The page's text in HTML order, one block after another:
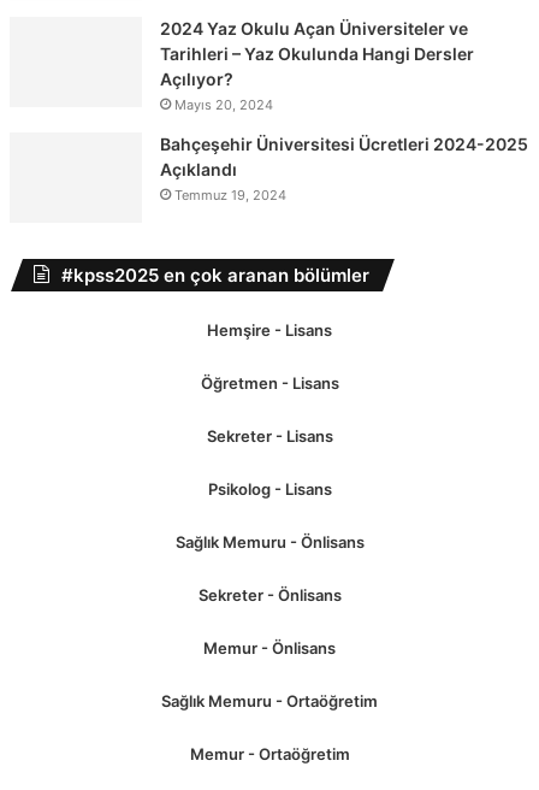
2024 Yaz Okulu Açan Üniversiteler ve
Tarihleri – Yaz Okulunda Hangi Dersler
Açılıyor?
Mayıs 20, 2024
Bahçeşehir Üniversitesi Ücretleri 2024-2025
Açıklandı
Temmuz 19, 2024
#kpss2025 en çok aranan bölümler
Hemşire - Lisans
Öğretmen - Lisans
Sekreter - Lisans
Psikolog - Lisans
Sağlık Memuru - Önlisans
Sekreter - Önlisans
Memur - Önlisans
Sağlık Memuru - Ortaöğretim
Memur - Ortaöğretim